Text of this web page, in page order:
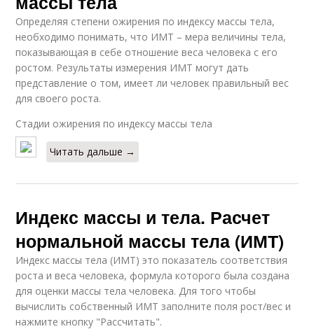
Определяя степени ожирения по индексу массы тела,
необходимо понимать, что ИМТ – мера величины тела,
показывающая в себе отношение веса человека с его
ростом. Результаты измерения ИМТ могут дать
представление о том, имеет ли человек правильный вес
для своего роста.
Стадии ожирения по индексу массы тела
Читать дальше →
Индекс массы и тела. Расчет
нормальной массы тела (ИМТ)
Индекс массы тела (ИМТ) это показатель соответствия
роста и веса человека, формула которого была создана
для оценки массы тела человека. Для того чтобы
вычислить собственный ИМТ заполните поля рост/вес и
нажмите кнопку "Рассчитать".